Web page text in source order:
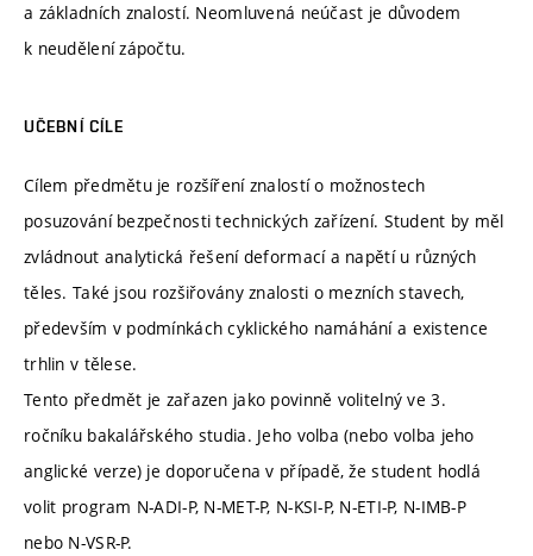
a základních znalostí. Neomluvená neúčast je důvodem
k neudělení zápočtu.
UČEBNÍ CÍLE
Cílem předmětu je rozšíření znalostí o možnostech
posuzování bezpečnosti technických zařízení. Student by měl
zvládnout analytická řešení deformací a napětí u různých
těles. Také jsou rozšiřovány znalosti o mezních stavech,
především v podmínkách cyklického namáhání a existence
trhlin v tělese.
Tento předmět je zařazen jako povinně volitelný ve 3.
ročníku bakalářského studia. Jeho volba (nebo volba jeho
anglické verze) je doporučena v případě, že student hodlá
volit program N-ADI-P, N-MET-P, N-KSI-P, N-ETI-P, N-IMB-P
nebo N-VSR-P.